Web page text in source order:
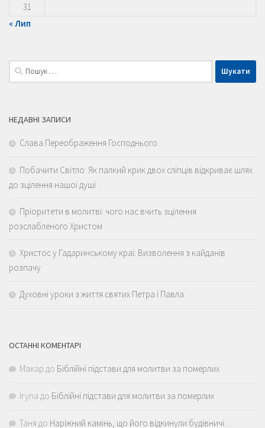
31
« Лип
Пошук:
НЕДАВНІ ЗАПИСИ
Слава Переображення Господнього
Побачити Світло: Як палкий крик двох сліпців відкриває шлях
до зцілення нашої душі
Пріоритети в молитві: чого нас вчить зцілення
розслабленого Христом
Христос у Гадаринському краї: Визволення з кайданів
розпачу
Духовні уроки з життя святих Петра і Павла
ОСТАННІ КОМЕНТАРІ
Макар до Біблійні підстави для молитви за померлих
Iryna до Біблійні підстави для молитви за померлих
Таня до Наріжний камінь, що його відкинули будівничі…